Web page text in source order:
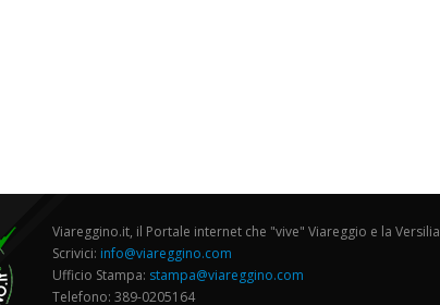
Viareggino.it, il Portale internet che "vive" Viareggio e la Versilia
Scrivici: info@viareggino.com
Ufficio Stampa: stampa@viareggino.com
Telefono: 389-0205164